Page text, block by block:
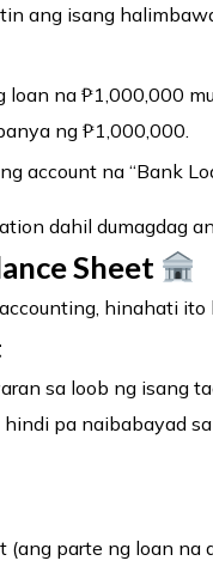
ang isang
na ₱1,000,000
ng ₱1,000,000.
account na “Bank
dahil dumagdag
Sheet
hinahati
sa loob ng isang
pa naibabayad
parte ng loan na